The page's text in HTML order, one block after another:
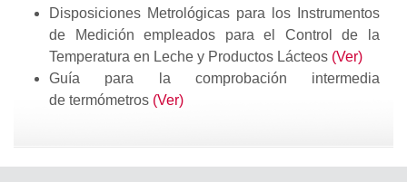
Disposiciones Metrológicas para los Instrumentos
de Medición empleados para el Control de la
Temperatura en Leche y Productos Lácteos (Ver)
Guía para la comprobación intermedia
de termómetros (Ver)